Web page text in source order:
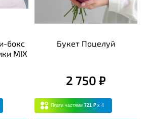
бокс
MIX
Букет Поцелуй
2 750 ₽
Плати частями 721 ₽ x 4